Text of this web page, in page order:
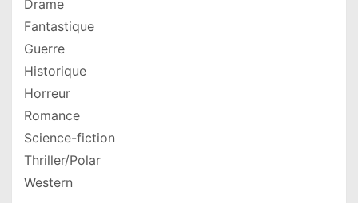
Drame
Fantastique
Guerre
Historique
Horreur
Romance
Science-fiction
Thriller/Polar
Western